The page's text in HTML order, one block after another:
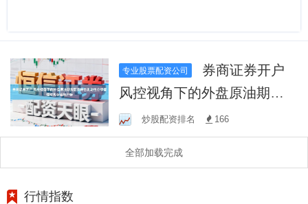
专业股票配资公司
风控视角下的外盘原油期货
配资持仓流动性分级管理对
高存活账户特
炒股配资排名 166
全部加载完成
行情指数